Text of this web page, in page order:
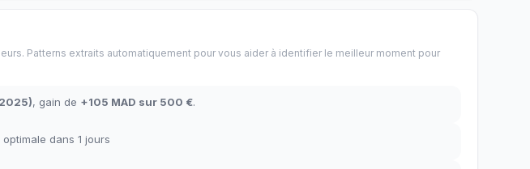
Patterns extraits automatiquement pour vous aider à identifier le meilleur moment pour
), gain de +105 MAD sur 500 €.
optimale dans 1 jours